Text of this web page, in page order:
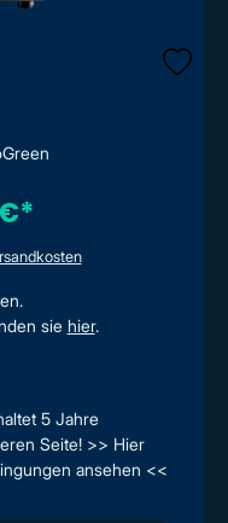
5 Jahre
Seite! >> Hier
ansehen <<
sie hier.